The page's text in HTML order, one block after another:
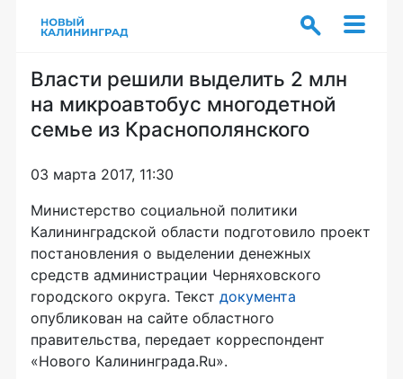
Власти решили выделить 2 млн
на микроавтобус многодетной
семье из Краснополянского
03 марта 2017, 11:30
Министерство социальной политики
Калининградской области подготовило проект
постановления о выделении денежных
средств администрации Черняховского
городского округа. Текст документа
опубликован на сайте областного
правительства, передает корреспондент
«Нового Калининграда.Ru».